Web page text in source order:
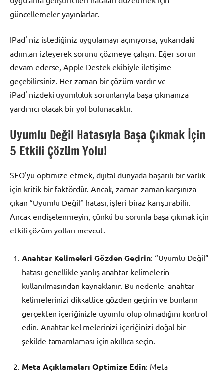
güncellemeler yayınlarlar.
IPad'iniz istediğiniz uygulamayı açmıyorsa, yukarıdaki
adımları izleyerek sorunu çözmeye çalışın. Eğer sorun
devam ederse, Apple Destek ekibiyle iletişime
geçebilirsiniz. Her zaman bir çözüm vardır ve
iPad'inizdeki uyumluluk sorunlarıyla başa çıkmanıza
yardımcı olacak bir yol bulunacaktır.
Uyumlu Değil Hatasıyla Başa Çıkmak İçin
5 Etkili Çözüm Yolu!
SEO'yu optimize etmek, dijital dünyada başarılı bir varlık
için kritik bir faktördür. Ancak, zaman zaman karşınıza
çıkan “Uyumlu Değil” hatası, işleri biraz karıştırabilir.
Ancak endişelenmeyin, çünkü bu sorunla başa çıkmak için
etkili çözüm yolları mevcut.
Anahtar Kelimeleri Gözden Geçirin: “Uyumlu Değil”
hatası genellikle yanlış anahtar kelimelerin
kullanılmasından kaynaklanır. Bu nedenle, anahtar
kelimelerinizi dikkatlice gözden geçirin ve bunların
gerçekten içeriğinizle uyumlu olup olmadığını kontrol
edin. Anahtar kelimelerinizi içeriğinizi doğal bir
şekilde tamamlaması için akıllıca seçin.
Meta Açıklamaları Optimize Edin: Meta